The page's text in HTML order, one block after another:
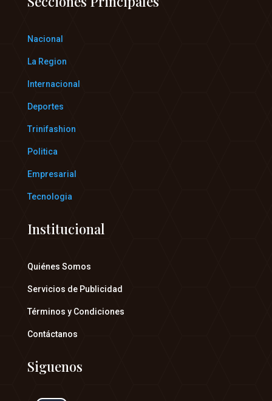
Nacional
La Region
Internacional
Deportes
Trinifashion
Politica
Empresarial
Tecnologia
Institucional
Quiénes Somos
Servicios de Publicidad
Términos y Condiciones
Contáctanos
Siguenos